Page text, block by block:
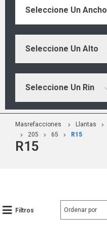
Masrefacciones Llantas
205
65 R15
R15
Seleccione Un Ancho
Seleccione Un Alto
Seleccione Un Rin
Filtros